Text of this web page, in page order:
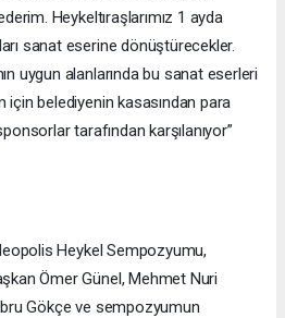
Heykeltıraşlarımız 1 ayda
sanat eserine dönüştürecekler.
uygun alanlarında bu sanat eserleri
belediyenin kasasından para
tarafından karşılanıyor”
Heykel Sempozyumu,
Ömer Günel, Mehmet Nuri
Gökçe ve sempozyumun